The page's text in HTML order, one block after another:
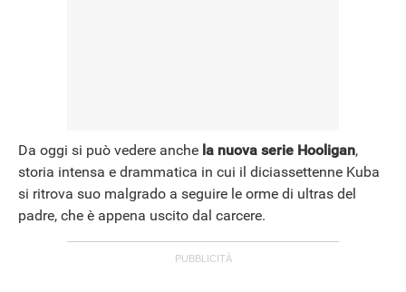
Da oggi si può vedere anche la nuova serie Hooligan,
storia intensa e drammatica in cui il diciassettenne Kuba
si ritrova suo malgrado a seguire le orme di ultras del
padre, che è appena uscito dal carcere.